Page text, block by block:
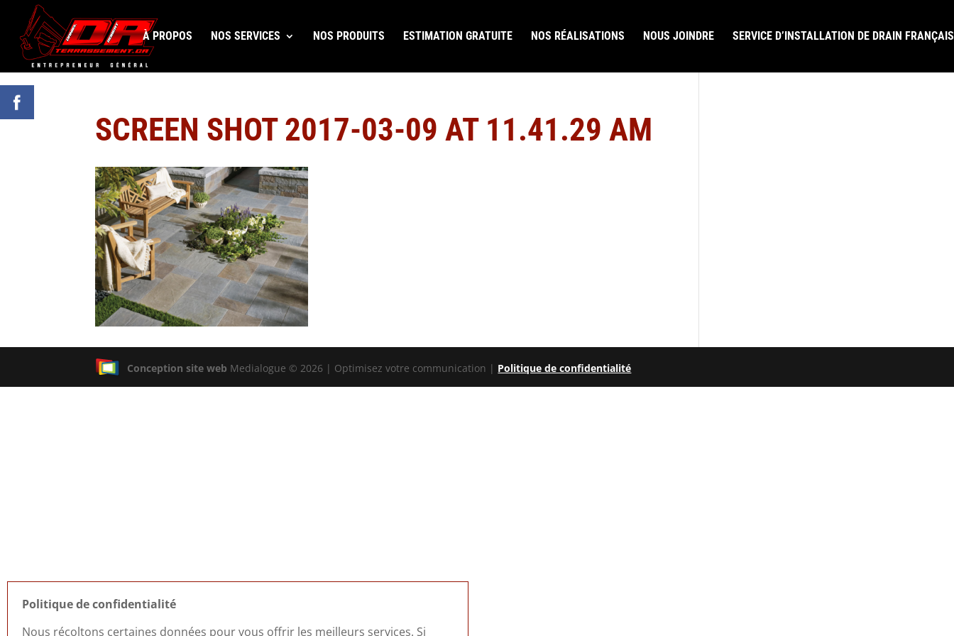
À PROPOS NOS SERVICES NOS PRODUITS ESTIMATION GRATUITE NOS RÉALISATIONS NOUS JOINDRE SERVICE D’INSTALLATION DE DRAIN FRANÇAIS
SCREEN SHOT 2017-03-09 AT 11.41.29 AM
Conception site web Medialogue © 2026 | Optimisez votre communication | Politique de confidentialité
Politique de confidentialité
Nous récoltons certaines données pour vous offrir les meilleurs services. Si